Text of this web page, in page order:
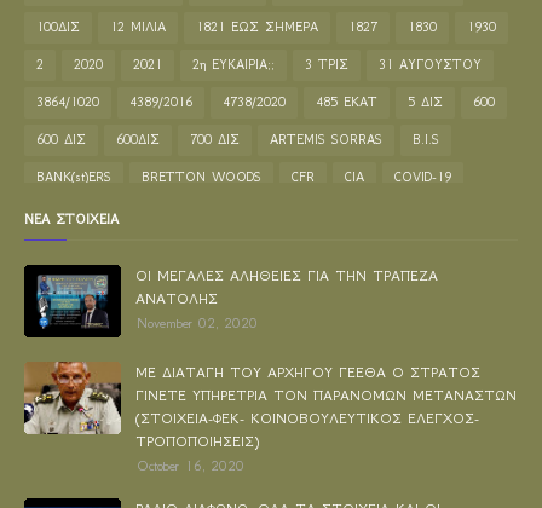
100ΔΙΣ 12 ΜΙΛΙΑ 1821 ΕΩΣ ΣΗΜΕΡΑ 1827 1830 1930
2 2020 2021 2η ΕΥΚΑΙΡΙΑ;; 3 ΤΡΙΣ 31 ΑΥΓΟΥΣΤΟΥ
3864/1020 4389/2016 4738/2020 485 ΕΚΑΤ 5 ΔΙΣ 600
600 ΔΙΣ 600ΔΙΣ 700 ΔΙΣ ARTEMIS SORRAS B.I.S
BANK(st)ERS BRETTON WOODS CFR CIA COVID-19
ELA ΜΗΧΑΝΙΣΜΟΣ ΣΤΗΡΙΞΗΣ
Media NEW YORK
UNCITRAL WORLD BANK brettonwoods
Έλλειμμα Α.Α.Δ.Ε ΑΑΔΕ ΑΑΔΕ ΑΦΑΝΕΣ ΑΓΙΟ ΟΡΟΣ
ΑΓΟΡΟΠΩΛΗΣΙΑ ΑΔΙΚΟ ΑΔΩΝΗΣ ΓΕΩΡΓΙΑΔΗΣ
ΑΕΝΑΗ ΟΥΔΕΤΕΡΟΤΗΤΑ ΑΕΠ
ΝΕΑ ΣΤΟΙΧΕΙΑ
ΟΙ ΜΕΓΑΛΕΣ ΑΛΗΘΕΙΕΣ ΓΙΑ ΤΗΝ ΤΡΑΠΕΖΑ
ΑΝΑΤΟΛΗΣ
November 02, 2020
ΜΕ ΔΙΑΤΑΓΗ ΤΟΥ ΑΡΧΗΓΟΥ ΓΕΕΘΑ Ο ΣΤΡΑΤΟΣ
ΓΙΝΕΤΕ ΥΠΗΡΕΤΡΙΑ ΤΟΝ ΠΑΡΑΝΟΜΩΝ ΜΕΤΑΝΑΣΤΩΝ
(ΣΤΟΙΧΕΙΑ-ΦΕΚ- ΚΟΙΝΟΒΟΥΛΕΥΤΙΚΟΣ ΕΛΕΓΧΟΣ-
ΤΡΟΠΟΠΟΙΗΣΕΙΣ)
October 16, 2020